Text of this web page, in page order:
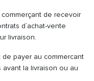
commerçant de recevoir
d`achat-vente
livraison.
de payer au commercant
la livraison ou au